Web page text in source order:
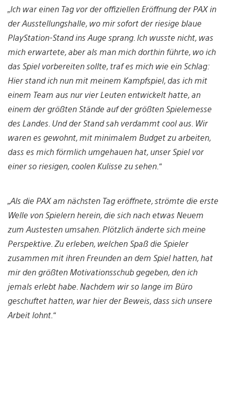
„Ich war einen Tag vor der offiziellen Eröffnung der PAX in
der Ausstellungshalle, wo mir sofort der riesige blaue
PlayStation-Stand ins Auge sprang. Ich wusste nicht, was
mich erwartete, aber als man mich dorthin führte, wo ich
das Spiel vorbereiten sollte, traf es mich wie ein Schlag:
Hier stand ich nun mit meinem Kampfspiel, das ich mit
einem Team aus nur vier Leuten entwickelt hatte, an
einem der größten Stände auf der größten Spielemesse
des Landes. Und der Stand sah verdammt cool aus. Wir
waren es gewohnt, mit minimalem Budget zu arbeiten,
dass es mich förmlich umgehauen hat, unser Spiel vor
einer so riesigen, coolen Kulisse zu sehen.“
„Als die PAX am nächsten Tag eröffnete, strömte die erste
Welle von Spielern herein, die sich nach etwas Neuem
zum Austesten umsahen. Plötzlich änderte sich meine
Perspektive. Zu erleben, welchen Spaß die Spieler
zusammen mit ihren Freunden an dem Spiel hatten, hat
mir den größten Motivationsschub gegeben, den ich
jemals erlebt habe. Nachdem wir so lange im Büro
geschuftet hatten, war hier der Beweis, dass sich unsere
Arbeit lohnt.“